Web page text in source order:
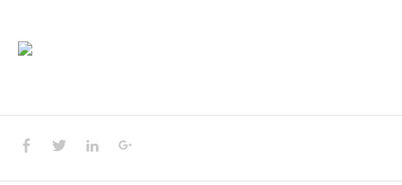
Social Media Profiles
Facebook
TwitterLinkedIn